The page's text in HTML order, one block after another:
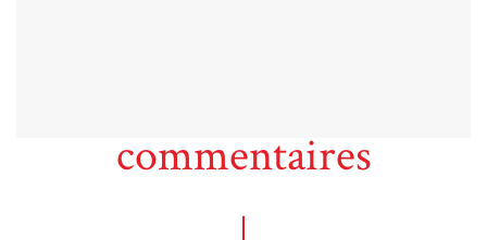
commentaires